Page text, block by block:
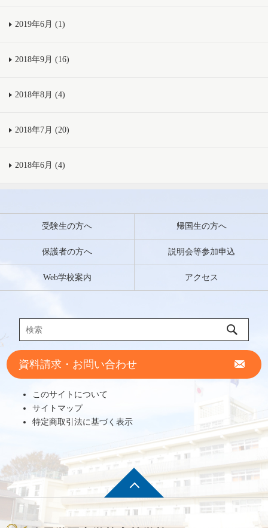
2019年6月 (1)
2018年9月 (16)
2018年8月 (4)
2018年7月 (20)
2018年6月 (4)
受験生の方へ 帰国生の方へ
保護者の方へ 説明会等参加申込
Web学校案内 アクセス
資料請求・お問い合わせ
このサイトについて
サイトマップ
特定商取引法に基づく表示